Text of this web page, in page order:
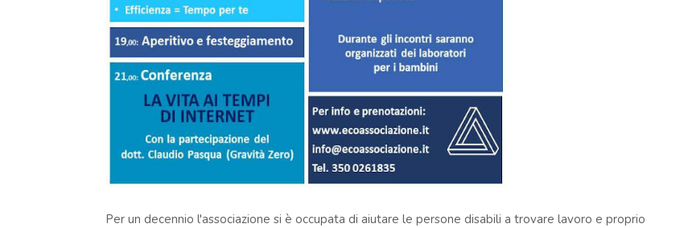
Per un decennio l'associazione si è occupata di aiutare le persone disabili a trovare lavoro e proprio